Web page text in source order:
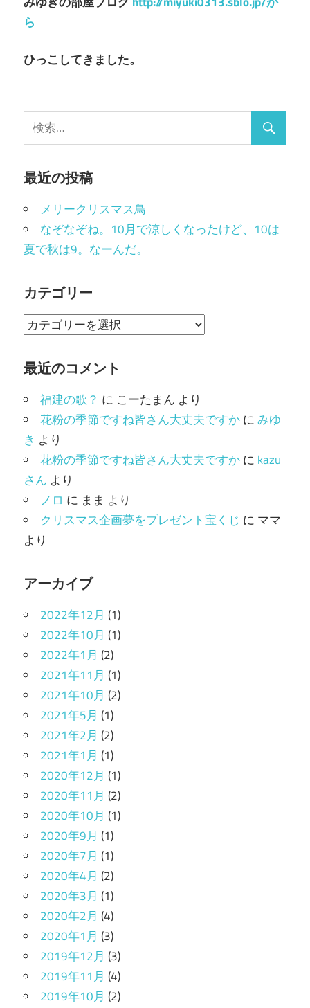
シ
ョ
ら
ひっこしてきました。
最近の投稿
メリークリスマス鳥
なぞなぞね。10月で涼しくなったけど、10は
夏で秋は9。なーんだ。
カテゴリー
カ
ゴ
ー
最近のコメント
福建の歌？ に こーたまん より
花粉の季節ですね皆さん大丈夫ですかにみゆ
き より
花粉の季節ですね皆さん大丈夫ですかに kazu
さん より
ノロ に まま より
クリスマス企画夢をプレゼント宝くじ に ママ
より
アーカイブ
2022年12月 (1)
2022年10月 (1)
2022年1月 (2)
2021年11月 (1)
2021年10月 (2)
2021年5月 (1)
2021年2月 (2)
2021年1月 (1)
2020年12月 (1)
2020年11月 (2)
2020年10月 (1)
2020年9月 (1)
2020年7月 (1)
2020年4月 (2)
2020年3月 (1)
2020年2月 (4)
2020年1月 (3)
2019年12月 (3)
2019年11月 (4)
2019年10月 (2)